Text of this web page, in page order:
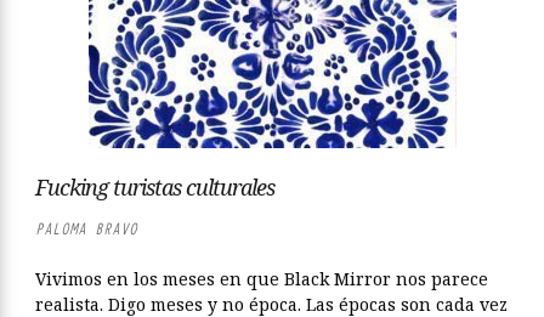
Fucking turistas culturales
PALOMA BRAVO
Vivimos en los meses en que Black Mirror nos parece
realista. Digo meses y no época. Las épocas son cada vez